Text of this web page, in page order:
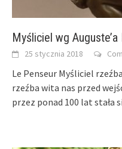
Myśliciel wg Auguste’a
25 stycznia 2018
Le Penseur Myśliciel
rzeźba wita nas przed
przez ponad 100 lat stała